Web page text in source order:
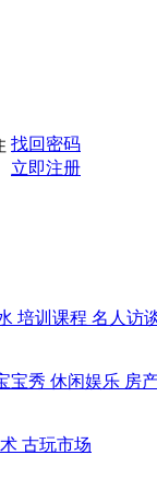
找回密码
立即注册
培训课程 名人访
宝秀 休闲娱乐 房
古玩市场